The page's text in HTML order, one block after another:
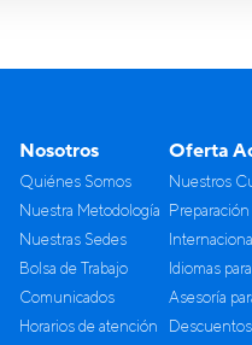
5:00 p. m.
Teléfono o celular*
Facultad PUCP*
Nosotros
Quiénes Somos
Nuestra Metodología
Nuestras Sedes
Bolsa de Trabajo
Comunicados
Horarios de atención
Oferta
Nuestros
Idiomas
Asesoría